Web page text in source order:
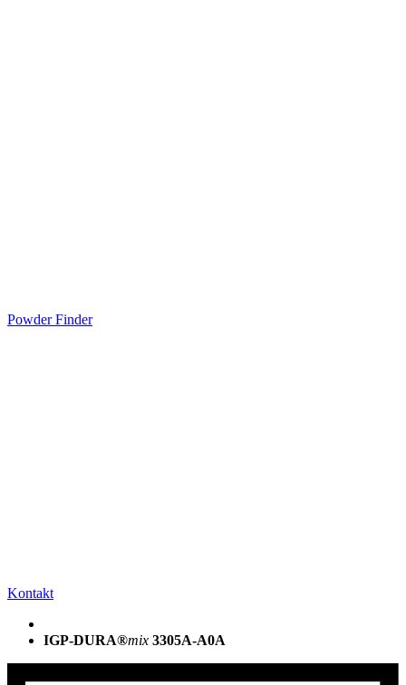
Powder Finder
Kontakt
IGP-DURA®mix 3305A-A0A